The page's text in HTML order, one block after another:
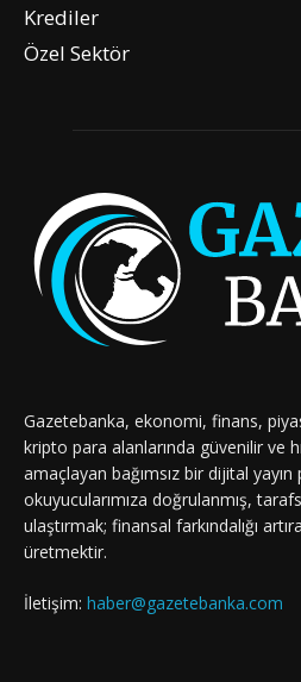
Krediler
Özel Sektör
Gazetebanka, ekonomi, finans,
kripto para alanlarında güvenilir ve
amaçlayan bağımsız bir dijital
okuyucularımıza doğrulanmış,
ulaştırmak; finansal farkındalığı
üretmektir.
İletişim: haber@gazetebanka.com